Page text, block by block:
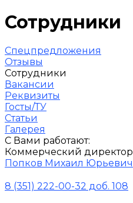
Сотрудники
Спецпредложения
Отзывы
Сотрудники
Вакансии
Реквизиты
Госты/ТУ
Статьи
Галерея
С Вами работают:
Коммерческий директор
Попков Михаил Юрьевич
8 (351) 222-00-32 доб. 108